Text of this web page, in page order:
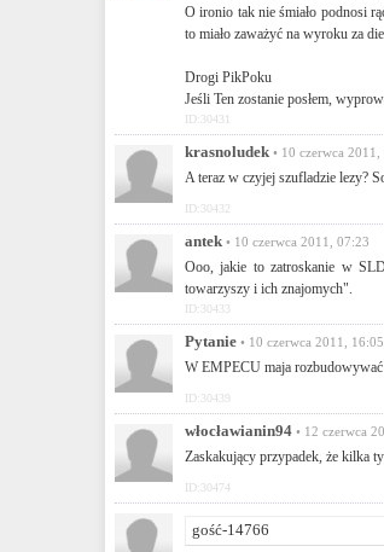
O ironio tak nie śmiało podnosi
to miało zaważyć na wyroku za
Drogi PikPoku
Jeśli Ten zostanie posłem,
ID:30431
krasnoludek • 10 czerwca 2011,
A teraz w czyjej szufladzie lezy?
ID:30432
antek • 10 czerwca 2011, 07:23
Ooo, jakie to zatroskanie w
towarzyszy i ich znajomych".
ID:30433
Pytanie • 10 czerwca 2011, 16:05
W EMPECU maja
ID:30439
włocławianin94 • 12 czerwca
Zaskakujący przypadek, że kilka
ID:30474